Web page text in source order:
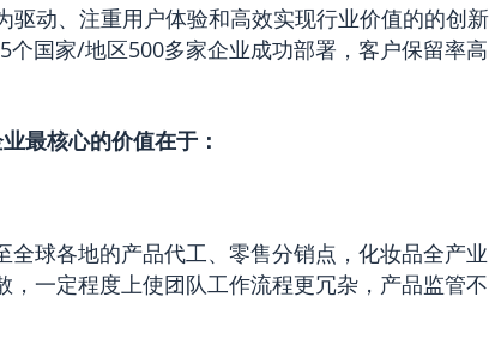
驱动、注重用户体验和高效实现行业价值的的创新
国家/地区500多家企业成功部署，客户保留率高
最核心的价值在于：
球各地的产品代工、零售分销点，化妆品全产业
一定程度上使团队工作流程更冗杂，产品监管不